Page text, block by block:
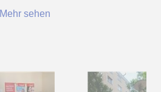
Mehr sehen